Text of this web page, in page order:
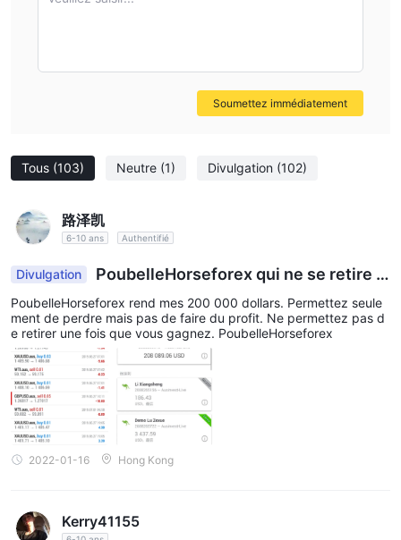
d'autres biens du même type, tels que les métaux précieux ainsi
Actions: Les actions représentent des participations dans de
grandes entreprises telles qu'Apple, Tesla, etc.
représentent la performance d'un groupe d'actions.
Cryptos :Les cryptomonnaies sont des monnaies numériques
ou virtuelles qui utilisent la cryptographie pour la sécurité et
fonctionnent sur des réseaux décentralisés basés sur la
technologie de la blockchain.
Lorsque vous traitez des activités d'investissement, respectez
toujours le principe de la diversification en répartissant les fonds
sur différents produits plutôt que de vous concentrer sur un
seul produit sur lequel vous vous sentez optimiste.
Horseforex propose un
Tous (103) Neutre (1) Divulgation (102)
路泽凯
6-10 ans Authentifié
Divulgation
PoubelleHorseforex qui ne se retire p
as
PoubelleHorseforex rend mes 200 000 dollars. Permettez seule
ment de perdre mais pas de faire du profit. Ne permettez pas d
e retirer une fois que vous gagnez. PoubelleHorseforex
2022-01-16 Hong Kong
Kerry41155
Soumettez immédiatement